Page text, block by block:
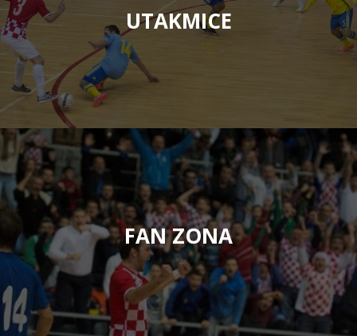
UTAKMICE
FAN ZONA